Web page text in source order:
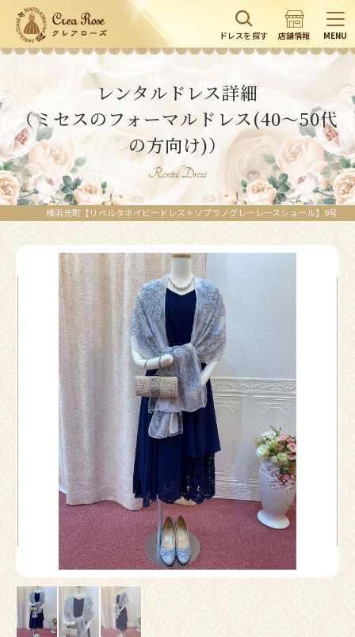
ドレスを探す 店舗情報 MENU
レンタルドレス詳細
（ミセスのフォーマルドレス(40～50代
の方向け)）
Rental Dress
横浜元町【リベルタネイビードレス＋ソプラノグレーレースショール】9号 ウエストゴムでゆったりドレスはレースのショールで華やかに ゲストにお勧め